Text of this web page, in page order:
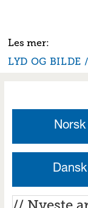
LYD OG BILDE
Norsk
Dansk